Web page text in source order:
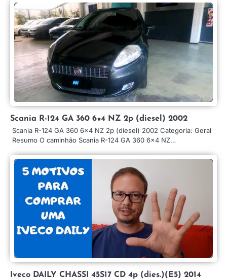
Scania R-124 GA 360 6×4 NZ 2p (diesel) 2002
Scania R-124 GA 360 6×4 NZ 2p (diesel) 2002 Categoria: Geral
Resumo O caminhão Scania R-124 GA 360 6×4 NZ…
Iveco DAILY CHASSI 45S17 CD 4p (dies.)(E5) 2014